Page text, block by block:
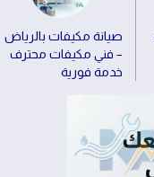
صيانة مكيفات بالرياض
– فني مكيفات محترف
خدمة فورية